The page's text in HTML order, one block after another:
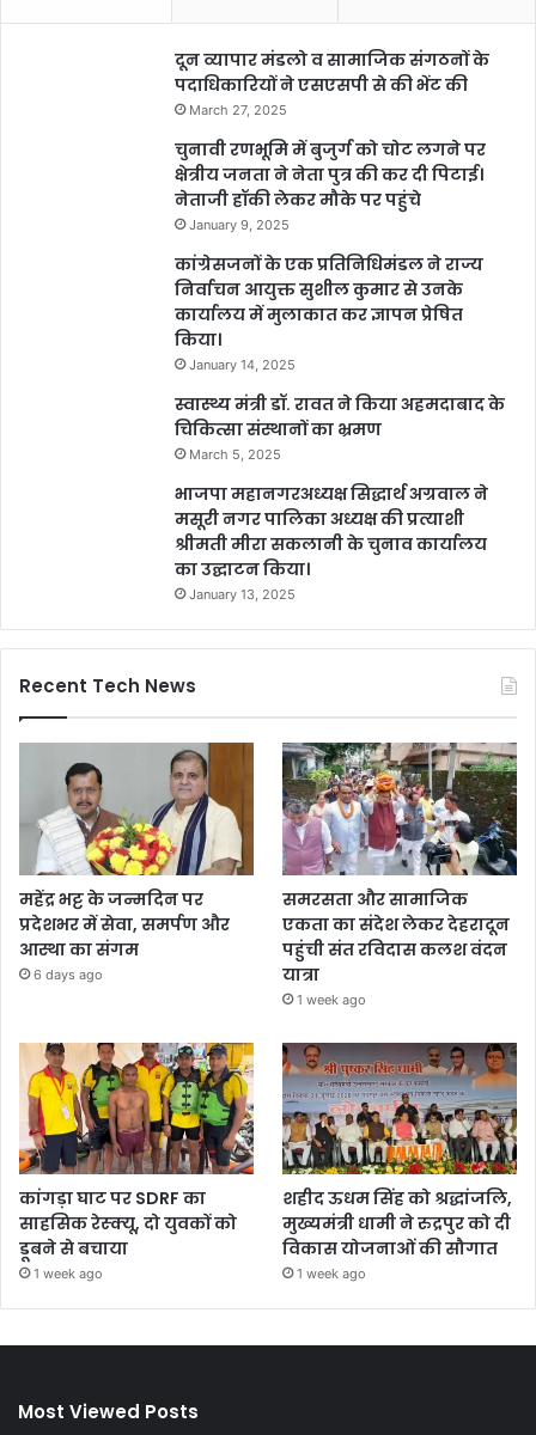
दून व्यापार मंडलो व सामाजिक संगठनों के
पदाधिकारियों ने एसएसपी से की भेंट की
March 27, 2025
चुनावी रणभूमि में बुजुर्ग को चोट लगने पर
क्षेत्रीय जनता ने नेता पुत्र की कर दी पिटाई।
नेताजी हॉकी लेकर मौके पर पहुंचे
January 9, 2025
कांग्रेसजनों के एक प्रतिनिधिमंडल ने राज्य
निर्वाचन आयुक्त सुशील कुमार से उनके
कार्यालय में मुलाकात कर ज्ञापन प्रेषित
किया।
January 14, 2025
स्वास्थ्य मंत्री डॉ. रावत ने किया अहमदाबाद के
चिकित्सा संस्थानों का भ्रमण
March 5, 2025
भाजपा महानगरअध्यक्ष सिद्धार्थ अग्रवाल ने
मसूरी नगर पालिका अध्यक्ष की प्रत्याशी
श्रीमती मीरा सकलानी के चुनाव कार्यालय
का उद्घाटन किया।
January 13, 2025
Recent Tech News
महेंद्र भट्ट के जन्मदिन पर
प्रदेशभर में सेवा, समर्पण और
आस्था का संगम
6 days ago
समरसता और सामाजिक
एकता का संदेश लेकर देहरादून
पहुंची संत रविदास कलश वंदन
यात्रा
1 week ago
कांगड़ा घाट पर SDRF का
साहसिक रेस्क्यू, दो युवकों को
डूबने से बचाया
1 week ago
शहीद ऊधम सिंह को श्रद्धांजलि,
मुख्यमंत्री धामी ने रुद्रपुर को दी
विकास योजनाओं की सौगात
1 week ago
Most Viewed Posts